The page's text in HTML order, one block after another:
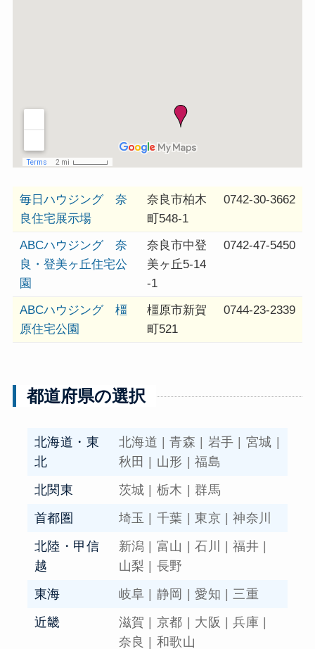
毎日ハウジング 奈
良住宅展示場
奈良市柏木
町548-1
0742-30-3662
ABCハウジング 奈
良・登美ヶ丘住宅公
園
奈良市中登
美ヶ丘5-14
-1
0742-47-5450
ABCハウジング 橿
原住宅公園
橿原市新賀
町521
0744-23-2339
都道府県の選択
北海道・東
北
北海道 |青森 岩手 宮城
秋田
山形
福島
北関東
茨城 栃木
群馬
首都圏
埼玉 千葉 東京 |神奈川
北陸・甲信
越
新潟 富山 石川 |福井
山梨
長野
東海
岐阜 静岡 愛知 |三重
近畿
滋賀 京都 大阪 |兵庫
奈良
和歌山